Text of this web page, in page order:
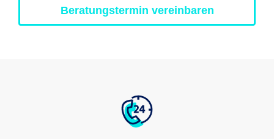
Beratungstermin vereinbaren